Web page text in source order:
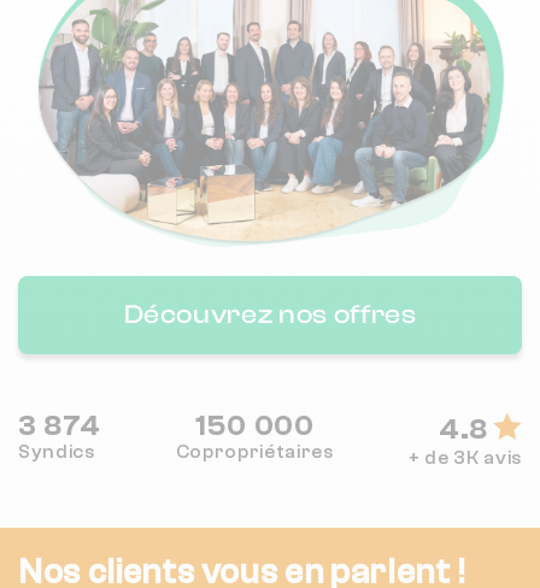
Découvrez nos offres
3 874
Syndics
150 000
Copropriétaires
4.8
+ de 3K avis
Nos clients vous en parlent !